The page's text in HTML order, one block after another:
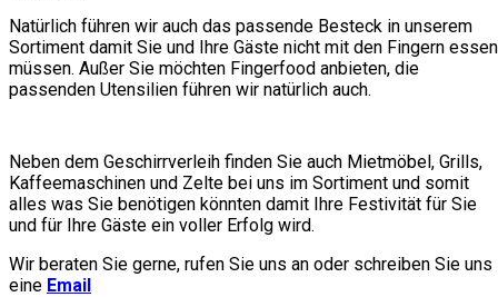
Natürlich führen wir auch das passende Besteck in unserem
Sortiment damit Sie und Ihre Gäste nicht mit den Fingern essen
müssen. Außer Sie möchten Fingerfood anbieten, die
passenden Utensilien führen wir natürlich auch.
Neben dem Geschirrverleih finden Sie auch Mietmöbel, Grills,
Kaffeemaschinen und Zelte bei uns im Sortiment und somit
alles was Sie benötigen könnten damit Ihre Festivität für Sie
und für Ihre Gäste ein voller Erfolg wird.
Wir beraten Sie gerne, rufen Sie uns an oder schreiben Sie uns
eine Email